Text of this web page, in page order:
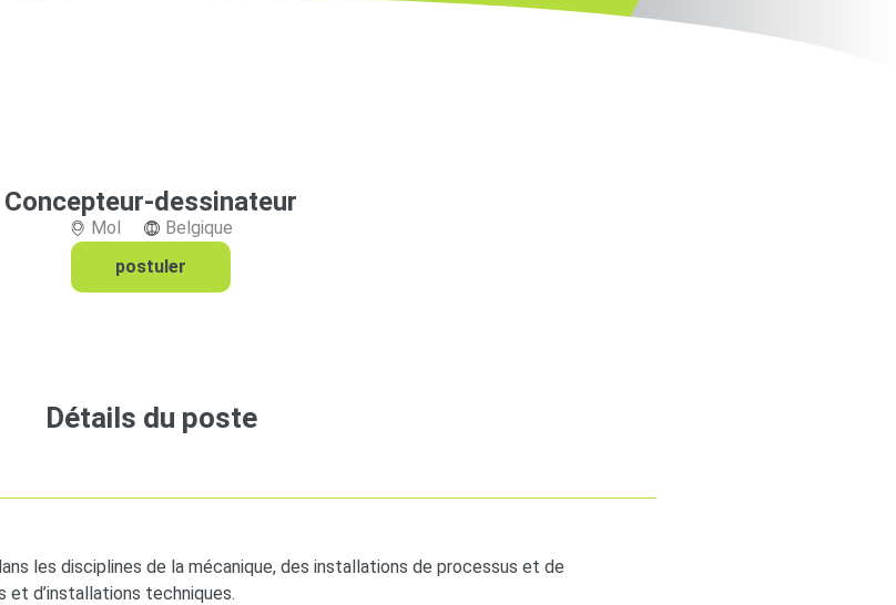
Concepteur-dessinateur
Mol
Belgique
postuler
Détails du poste
les disciplines de la mécanique, des installations de processus et de
et d’installations techniques.